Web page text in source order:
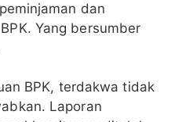
dan
Yang bersumber
BPK, terdakwa tidak
Laporan